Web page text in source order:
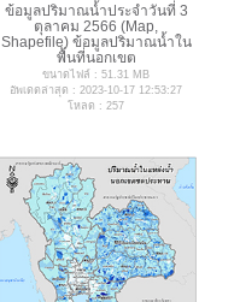
ข้อมูลปริมาณน้ำประจำวันที่ 3
ตุลาคม 2566 (Map,
Shapefile) ข้อมูลปริมาณน้ำใน
พื้นที่นอกเขต
ขนาดไฟล์ : 51.31 MB
อัพเดตล่าสุด : 2023-10-17 12:53:27
โหลด : 257